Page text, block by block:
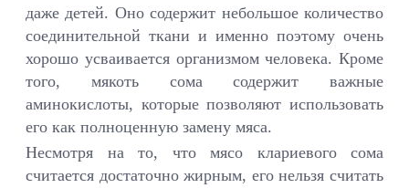
даже детей. Оно содержит небольшое количество
соединительной ткани и именно поэтому очень
хорошо усваивается организмом человека. Кроме
того, мякоть сома содержит важные
аминокислоты, которые позволяют использовать
его как полноценную замену мяса.
Несмотря на то, что мясо клариевого сома
считается достаточно жирным, его нельзя считать